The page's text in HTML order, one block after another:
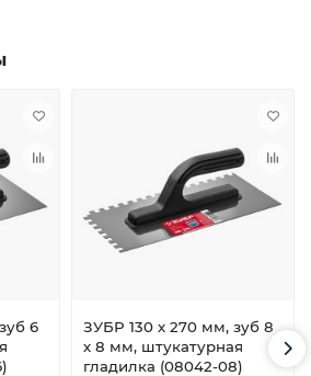
6
ЗУБР 130 х 270 мм, зуб 8
х 8 мм, штукатурная
гладилка (08042-08)